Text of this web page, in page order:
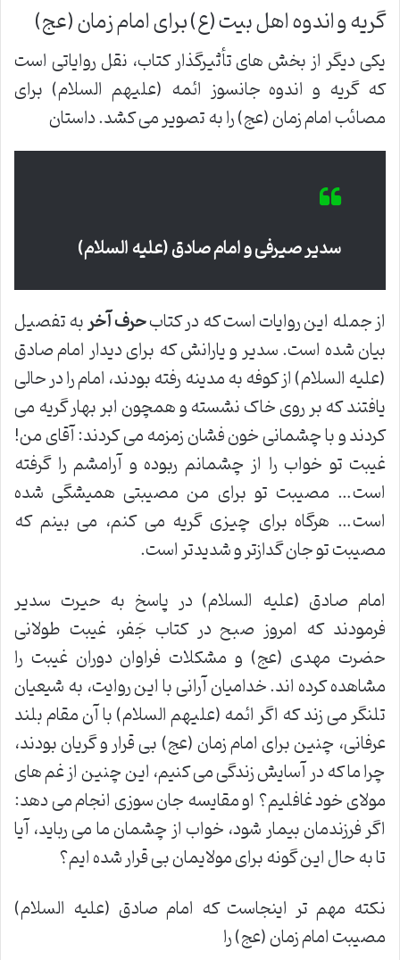
گریه و اندوه اهل بیت (ع) برای امام زمان (عج)
یکی دیگر از بخش های تأثیرگذار کتاب، نقل روایاتی است
که گریه و اندوه جانسوز ائمه (علیهم السلام) برای
مصائب امام زمان (عج) را به تصویر می کشد. داستان
سدیر صیرفی و امام صادق (علیه السلام)
از جمله این روایات است که در کتابحرف آخربه تفصیل
بیان شده است. سدیر و یارانش که برای دیدار امام صادق
(علیه السلام) از کوفه به مدینه رفته بودند، امام را در حالی
یافتند که بر روی خاک نشسته و همچون ابر بهار گریه می
کردند و با چشمانی خون فشان زمزمه می کردند: آقای من!
غیبت تو خواب را از چشمانم ربوده و آرامشم را گرفته
است… مصیبت تو برای من مصیبتی همیشگی شده
است… هرگاه برای چیزی گریه می کنم، می بینم که
مصیبت تو جان گدازتر و شدیدتر است.
امام صادق (علیه السلام) در پاسخ به حیرت سدیر
فرمودند که امروز صبح در کتاب جَفر، غیبت طولانی
حضرت مهدی (عج) و مشکلات فراوان دوران غیبت را
مشاهده کرده اند. خدامیان آرانی با این روایت، به شیعیان
تلنگر می زند که اگر ائمه (علیهم السلام) با آن مقام بلند
عرفانی، چنین برای امام زمان (عج) بی قرار و گریان بودند،
چرا ما که در آسایش زندگی می کنیم، این چنین از غم های
مولای خود غافلیم؟ او مقایسه جان سوزی انجام می دهد:
اگر فرزندمان بیمار شود، خواب از چشمان ما می رباید، آیا
تا به حال این گونه برای مولایمان بی قرار شده ایم؟
نکته مهم تر اینجاست که امام صادق (علیه السلام)
مصیبت امام زمان (عج) را